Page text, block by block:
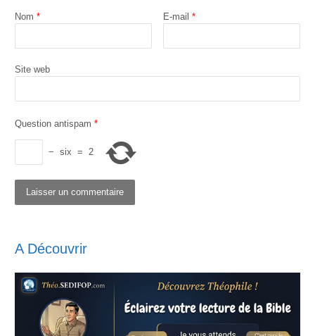
Nom * E-mail*
Site web
Question antispam *
− six = 2
A Découvrir